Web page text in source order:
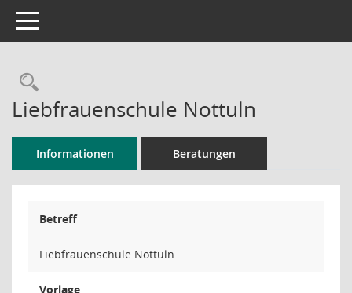
Toggle navigation
Rechercheauswahl
Liebfrauenschule Nottuln
Informationen Beratungen
Betreff
Liebfrauenschule Nottuln
Vorlage